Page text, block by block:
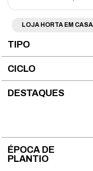
Alcachofra
Alface
Alho-porró
Almeirão
Brócolis
LOJA HORTA EM CASA
TIPO
CICLO
DESTAQUES
ÉPOCA DE
PLANTIO